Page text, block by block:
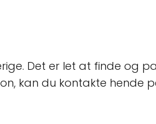
Det er let at finde og
kan du kontakte hende